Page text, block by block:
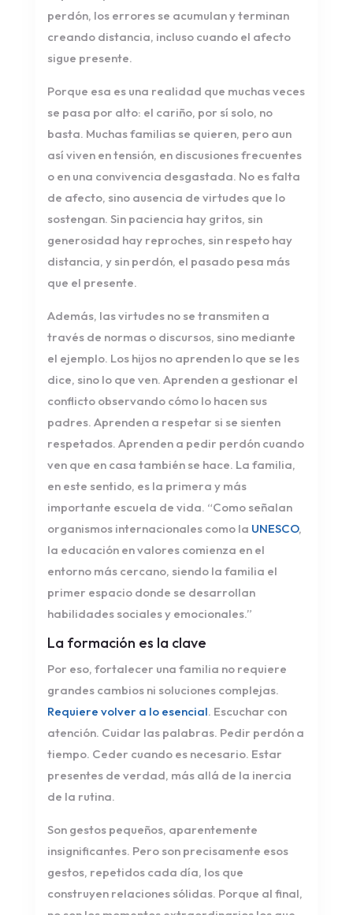
perdón, los errores se acumulan y terminan
creando distancia, incluso cuando el afecto
sigue presente.
Porque esa es una realidad que muchas veces
se pasa por alto: el cariño, por sí solo, no
basta. Muchas familias se quieren, pero aun
así viven en tensión, en discusiones frecuentes
o en una convivencia desgastada. No es falta
de afecto, sino ausencia de virtudes que lo
sostengan. Sin paciencia hay gritos, sin
generosidad hay reproches, sin respeto hay
distancia, y sin perdón, el pasado pesa más
que el presente.
Además, las virtudes no se transmiten a
través de normas o discursos, sino mediante
el ejemplo. Los hijos no aprenden lo que se les
dice, sino lo que ven. Aprenden a gestionar el
conflicto observando cómo lo hacen sus
padres. Aprenden a respetar si se sienten
respetados. Aprenden a pedir perdón cuando
ven que en casa también se hace. La familia,
en este sentido, es la primera y más
importante escuela de vida. “Como señalan
organismos internacionales como la UNESCO,
la educación en valores comienza en el
entorno más cercano, siendo la familia el
primer espacio donde se desarrollan
habilidades sociales y emocionales.”
La formación es la clave
Por eso, fortalecer una familia no requiere
grandes cambios ni soluciones complejas.
Requiere volver a lo esencial. Escuchar con
atención. Cuidar las palabras. Pedir perdón a
tiempo. Ceder cuando es necesario. Estar
presentes de verdad, más allá de la inercia
de la rutina.
Son gestos pequeños, aparentemente
insignificantes. Pero son precisamente esos
gestos, repetidos cada día, los que
construyen relaciones sólidas. Porque al final,